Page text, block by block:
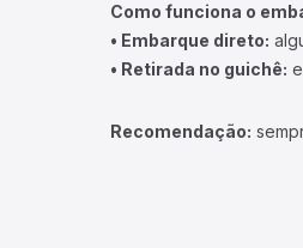
Como funciona o
• Embarque direto:
• Retirada no guichê:
Recomendação: